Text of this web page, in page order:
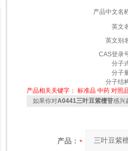
产品中文名
英文
英文别
CAS登录
分子
分子
分子结
产品相关关键字： 标准品 中药 对照
如果你对A0441三叶豆紫檀苷感兴
产品：